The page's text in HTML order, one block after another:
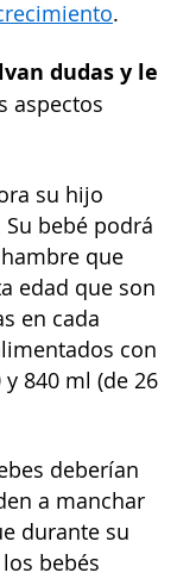
.
dudas y le
aspectos
su hijo
bebé podrá
que
edad que son
en cada
con
840 ml (de 26
deberían
a manchar
durante su
bebés